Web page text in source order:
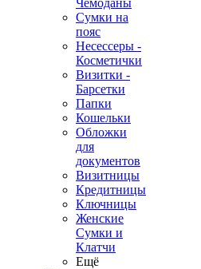
Чемоданы
Сумки на
пояс
Несессеры -
Косметички
Визитки -
Барсетки
Папки
Кошельки
Обложки
для
документов
Визитницы
Кредитницы
Ключницы
Женские
Сумки и
Клатчи
Ещё